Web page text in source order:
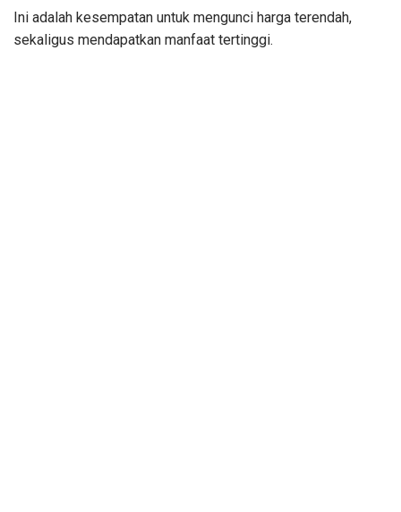
Ini adalah kesempatan untuk mengunci harga terendah,
sekaligus mendapatkan manfaat tertinggi.